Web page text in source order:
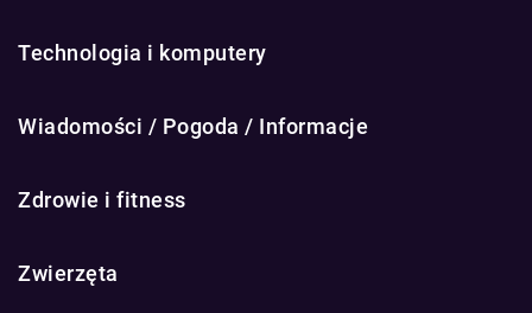
Technologia i komputery
Wiadomości / Pogoda / Informacje
Zdrowie i fitness
Zwierzęta